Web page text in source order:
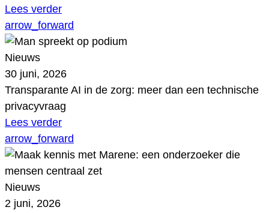
Lees verder
arrow_forward
Nieuws
30 juni, 2026
Transparante AI in de zorg: meer dan een technische
privacyvraag
Lees verder
arrow_forward
Nieuws
2 juni, 2026